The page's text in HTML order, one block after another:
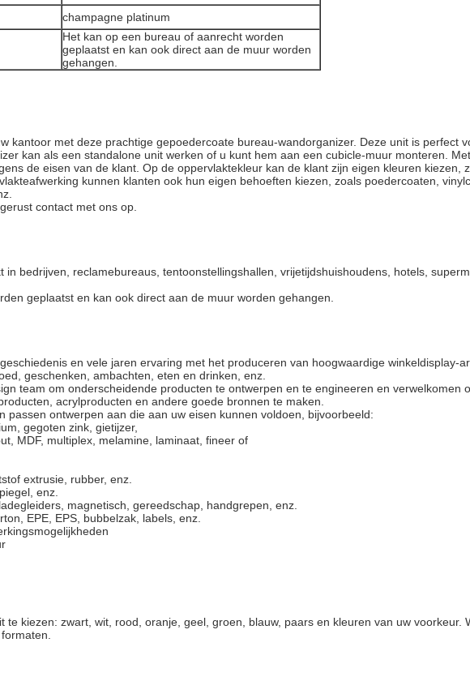
champagne platinum
Het kan op een bureau of aanrecht worden
geplaatst en kan ook direct aan de muur worden
gehangen.
kantoor met deze prachtige gepoedercoate bureau-wandorganizer. Deze unit is perfect
kan als een standalone unit werken of u kunt hem aan een cubicle-muur monteren.
de eisen van de klant. Op de oppervlaktekleur kan de klant zijn eigen kleuren
kunnen klanten ook hun eigen behoeften kiezen, zoals poedercoaten,
contact met ons op.
in bedrijven, reclamebureaus, tentoonstellingshallen, vrijetijdshuishoudens, hotels,
geplaatst en kan ook direct aan de muur worden gehangen.
en vele jaren ervaring met het produceren van hoogwaardige winkeldisplay-
geschenken, ambachten, eten en drinken, enz.
team om onderscheidende producten te ontwerpen en te engineeren en verwelkomen
acrylproducten en andere goede bronnen te maken.
passen ontwerpen aan die aan uw eisen kunnen voldoen, bijvoorbeeld:
gegoten zink, gietijzer,
MDF, multiplex, melamine, laminaat, fineer of
extrusie, rubber, enz.
enz.
magnetisch, gereedschap, handgrepen, enz.
EPE, EPS, bubbelzak, labels, enz.
te kiezen: zwart, wit, rood, oranje, geel, groen, blauw, paars en kleuren van uw